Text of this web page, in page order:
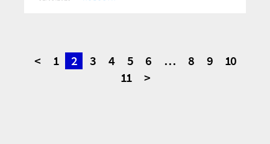
< 1 2 3 4 5 6 … 8 9
10
11
>